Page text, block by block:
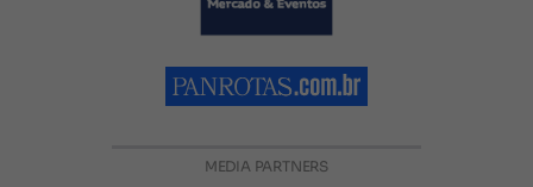
MEDIA PARTNERS